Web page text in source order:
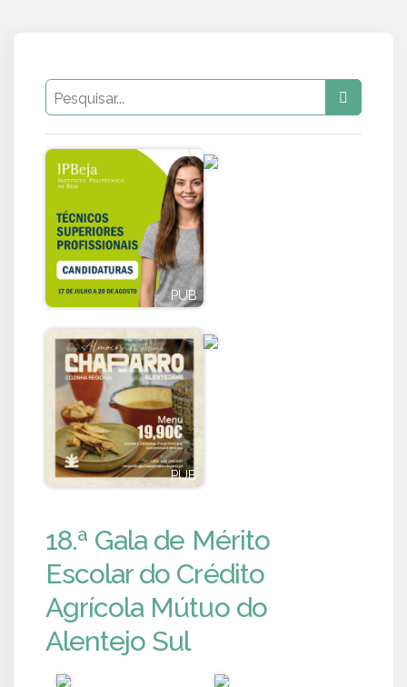
PUB
PUB
18.ª Gala de Mérito
Escolar do Crédito
Agrícola Mútuo do
Alentejo Sul